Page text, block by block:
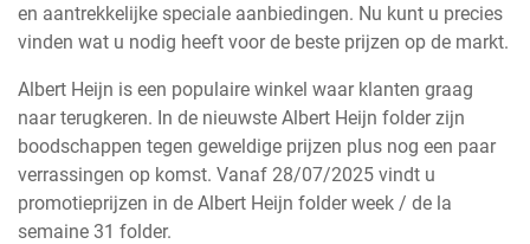
en aantrekkelijke speciale aanbiedingen. Nu kunt u precies
vinden wat u nodig heeft voor de beste prijzen op de markt.
Albert Heijn is een populaire winkel waar klanten graag
naar terugkeren. In de nieuwste Albert Heijn folder zijn
boodschappen tegen geweldige prijzen plus nog een paar
verrassingen op komst. Vanaf 28/07/2025 vindt u
promotieprijzen in de Albert Heijn folder week / de la
semaine 31 folder.